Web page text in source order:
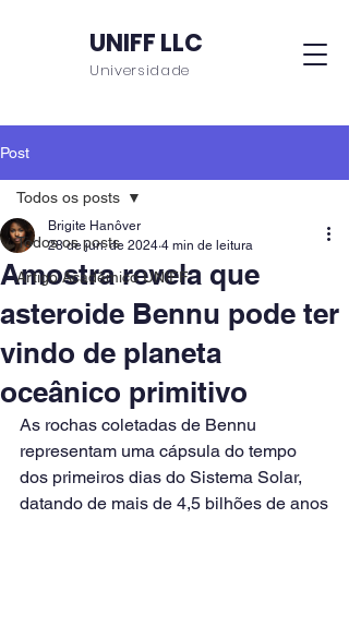
UNIFF LLC
Universidade
Post
Todos os posts
Artigo Acadêmico UNIFF
Todos os posts
Amostra revela que
asteroide Bennu pode ter
vindo de planeta
oceânico primitivo
Brigite Hanôver
28 de jun. de 2024 4 min de leitura
As rochas coletadas de Bennu
representam uma cápsula do tempo
dos primeiros dias do Sistema Solar,
datando de mais de 4,5 bilhões de anos